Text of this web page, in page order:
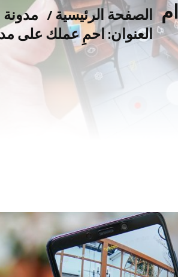
الصفحة الرئيسية/ مدونة
العنوان: احمِ عملك على